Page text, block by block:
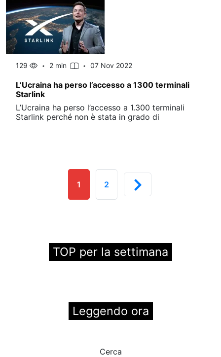
129 2 min 07 Nov 2022
L’Ucraina ha perso l’accesso a 1300 terminali
Starlink
L’Ucraina ha perso l’accesso a 1.300 terminali
Starlink perché non è stata in grado di
1 2
TOP per la settimana
Leggendo ora
Cerca